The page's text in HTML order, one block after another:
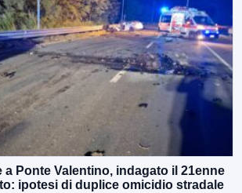
a Ponte Valentino, indagato il 21enne
ipotesi di duplice omicidio stradale